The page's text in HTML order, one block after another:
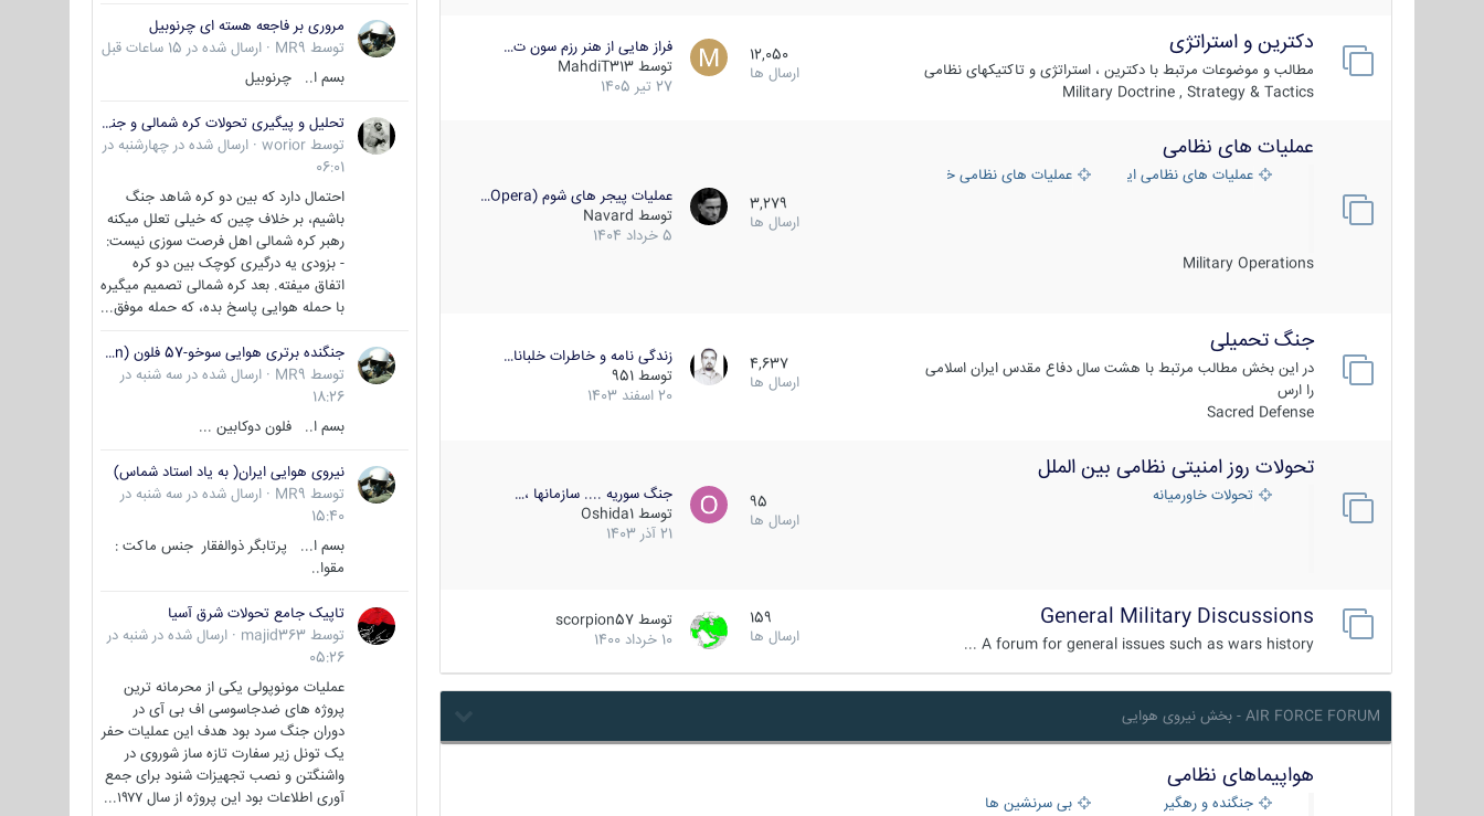
دکترین و استراتژی
مطالب و موضوعات مرتبط با دکترین ، استراتژی و تاکتیکهای نظامی
Military Doctrine , Strategy & Tactics
12,050
ارسال ها
فراز هایی از هنر رزم سون ت…
توسط MahdiT313
27 تیر 1405
عملیات های نظامی
عملیات های نظامی ایران عملیات های نظامی خارجی
Military Operations
3,279
ارسال ها
عملیات پیجر های شوم (Opera…
توسط Navard
5 خرداد 1404
جنگ تحمیلی
در این بخش مطالب مرتبط با هشت سال دفاع مقدس ایران اسلامی
را ارس
Sacred Defense
4,637
ارسال ها
زندگی نامه و خاطرات خلبانا…
توسط 951
20 اسفند 1403
تحولات روز امنیتی نظامی بین الملل
تحولات خاورمیانه
95
ارسال ها
جنگ سوریه .... سازمانها ،…
توسط Oshida1
21 آذر 1403
General Military Discussions
A forum for general issues such as wars history ...
159
ارسال ها
توسط scorpion57
10 خرداد 1400
AIR FORCE FORUM - بخش نیروی هوایی
هواپیماهای نظامی
جنگنده و رهگیر
بی سرنشین ها
مروری بر فاجعه هسته ای چرنوبیل
توسط MR9
· ارسال شده در 15 ساعات قبل
بسم ا.. چرنوبیل
تحلیل و پیگیری تحولات کره شمالی و جنوبی
توسط worior
· ارسال شده در چهارشنبه در
06:01
احتمال دارد که بین دو کره شاهد جنگ
باشیم، بر خلاف چین که خیلی تعلل میکنه
رهبر کره شمالی اهل فرصت سوزی نیست:
- بزودی یه درگیری کوچک بین دو کره
اتفاق میفته. بعد کره شمالی تصمیم میگیره
با حمله هوایی پاسخ بده، که حمله موفق...
جنگنده برتری هوایی سوخو-57 فلون (Su-57/Felon)
توسط MR9
· ارسال شده در سه شنبه در
18:26
بسم ا.. فلون دوکابین ...
نیروی هوایی ایران( به یاد استاد شماس)
توسط MR9
· ارسال شده در سه شنبه در
15:40
بسم ا... پرتابگر ذوالفقار جنس ماکت :
مقوا..
تاپیک جامع تحولات شرق آسیا
توسط majid363
· ارسال شده در شنبه در
05:26
عملیات مونوپولی یکی از محرمانه ترین
پروژه های ضدجاسوسی اف بی آی در
دوران جنگ سرد بود هدف این عملیات حفر
یک تونل زیر سفارت تازه ساز شوروی در
واشنگتن و نصب تجهیزات شنود برای جمع
آوری اطلاعات بود این پروژه از سال ۱۹۷۷...